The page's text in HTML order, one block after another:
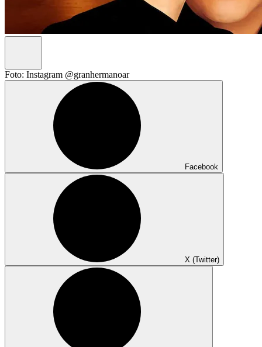
Foto: Instagram @granhermanoar
Facebook
X (Twitter)